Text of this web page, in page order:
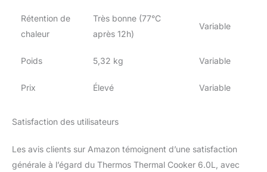
Rétention de
chaleur
Très bonne (77°C
après 12h)
Variable
Poids 5,32 kg Variable
Prix Élevé Variable
Satisfaction des utilisateurs
Les avis clients sur Amazon témoignent d’une satisfaction
générale à l’égard du Thermos Thermal Cooker 6.0L, avec